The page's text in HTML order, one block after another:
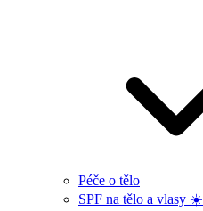
Péče o tělo
SPF na tělo a vlasy ☀️